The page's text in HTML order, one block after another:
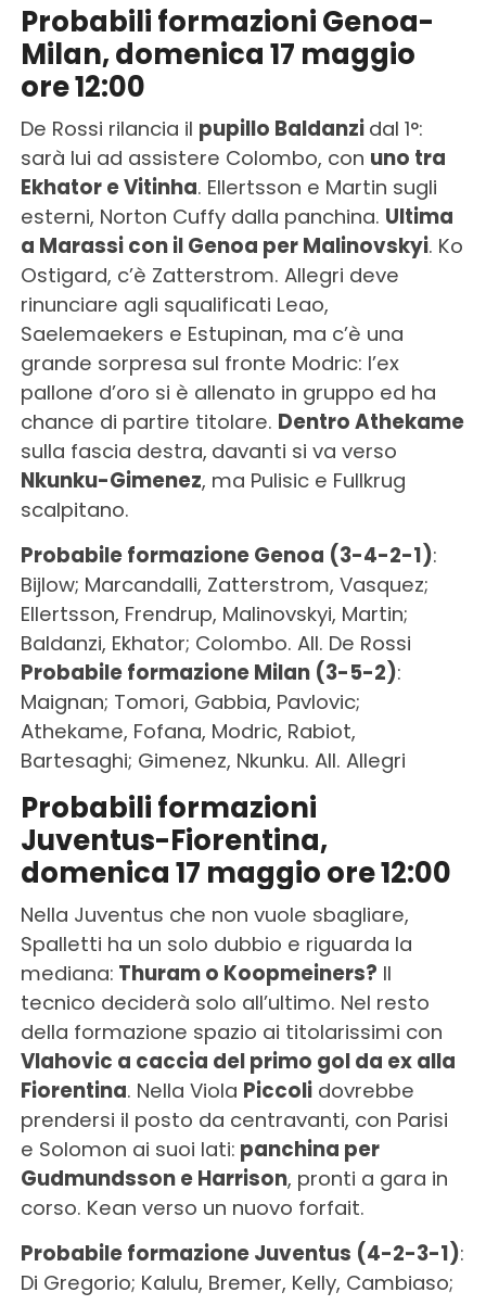
Probabili formazioni Genoa-
Milan, domenica 17 maggio
ore 12:00
De Rossi rilancia il pupillo Baldanzi dal 1°:
sarà lui ad assistere Colombo, con uno tra
Ekhator e Vitinha. Ellertsson e Martin sugli
esterni, Norton Cuffy dalla panchina. Ultima
a Marassi con il Genoa per Malinovskyi. Ko
Ostigard, c’è Zatterstrom. Allegri deve
rinunciare agli squalificati Leao,
Saelemaekers e Estupinan, ma c’è una
grande sorpresa sul fronte Modric: l’ex
pallone d’oro si è allenato in gruppo ed ha
chance di partire titolare. Dentro Athekame
sulla fascia destra, davanti si va verso
Nkunku-Gimenez, ma Pulisic e Fullkrug
scalpitano.
Probabile formazione Genoa (3-4-2-1):
Bijlow; Marcandalli, Zatterstrom, Vasquez;
Ellertsson, Frendrup, Malinovskyi, Martin;
Baldanzi, Ekhator; Colombo. All. De Rossi
Probabile formazione Milan (3-5-2):
Maignan; Tomori, Gabbia, Pavlovic;
Athekame, Fofana, Modric, Rabiot,
Bartesaghi; Gimenez, Nkunku. All. Allegri
Probabili formazioni
Juventus-Fiorentina,
domenica 17 maggio ore 12:00
Nella Juventus che non vuole sbagliare,
Spalletti ha un solo dubbio e riguarda la
mediana: Thuram o Koopmeiners? Il
tecnico deciderà solo all’ultimo. Nel resto
della formazione spazio ai titolarissimi con
Vlahovic a caccia del primo gol da ex alla
Fiorentina. Nella Viola Piccolidovrebbe
prendersi il posto da centravanti, con Parisi
e Solomon ai suoi lati: panchina per
Gudmundsson e Harrison, pronti a gara in
corso. Kean verso un nuovo forfait.
Probabile formazione Juventus (4-2-3-1):
Di Gregorio; Kalulu, Bremer, Kelly, Cambiaso;